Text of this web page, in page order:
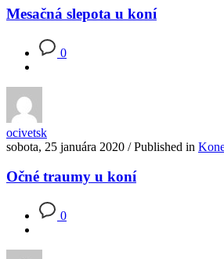
Mesačná slepota u koní
0
ocivetsk
sobota, 25 januára 2020 / Published in
Očné traumy u koní
0